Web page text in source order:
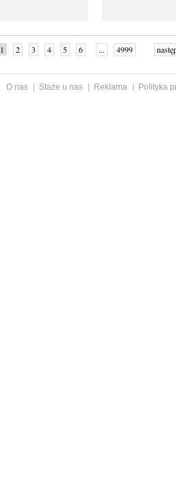
1 2 3 4 5 6 ... 4999
O nas Staże u nas Reklama
Polityka